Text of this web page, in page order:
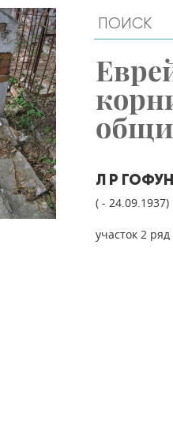
Л Р
( - 24.09.1937)
участок 2